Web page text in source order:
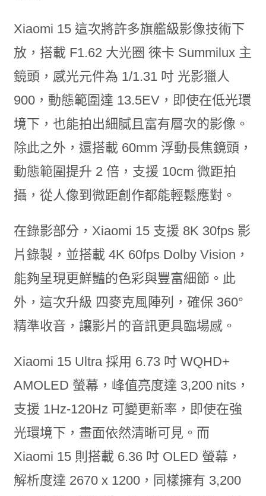
Xiaomi 15 這次將許多旗艦級影像技術下
放，搭載 F1.62 大光圈 徠卡 Summilux 主
鏡頭，感光元件為 1/1.31 吋 光影獵人
900，動態範圍達 13.5EV，即使在低光環
境下，也能拍出細膩且富有層次的影像。
除此之外，還搭載 60mm 浮動長焦鏡頭，
動態範圍提升 2 倍，支援 10cm 微距拍
攝，從人像到微距創作都能輕鬆應對。
在錄影部分，Xiaomi 15 支援 8K 30fps 影
片錄製，並搭載 4K 60fps Dolby Vision，
能夠呈現更鮮豔的色彩與豐富細節。此
外，這次升級 四麥克風陣列，確保 360°
精準收音，讓影片的音訊更具臨場感。
Xiaomi 15 Ultra 採用 6.73 吋 WQHD+
AMOLED 螢幕，峰值亮度達 3,200 nits，
支援 1Hz-120Hz 可變更新率，即使在強
光環境下，畫面依然清晰可見。而
Xiaomi 15 則搭載 6.36 吋 OLED 螢幕，
解析度達 2670 x 1200，同樣擁有 3,200